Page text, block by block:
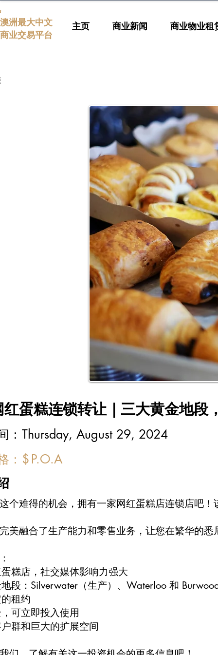
澳洲最大中文
商业交易平台
主页 商业新闻 商业物业租
蛋糕连锁转让｜三大黄金地段
： Thursday, August 29, 2024
： $ P.O.A
个难得的机会，拥有一家网红蛋糕店连锁店吧
美融合了生产能力和零售业务，让您在繁华的悉
糕店，社交媒体影响力强大
段：Silverwater（生产）、Waterloo 和
租约
可立即投入使用
群和巨大的扩展空间